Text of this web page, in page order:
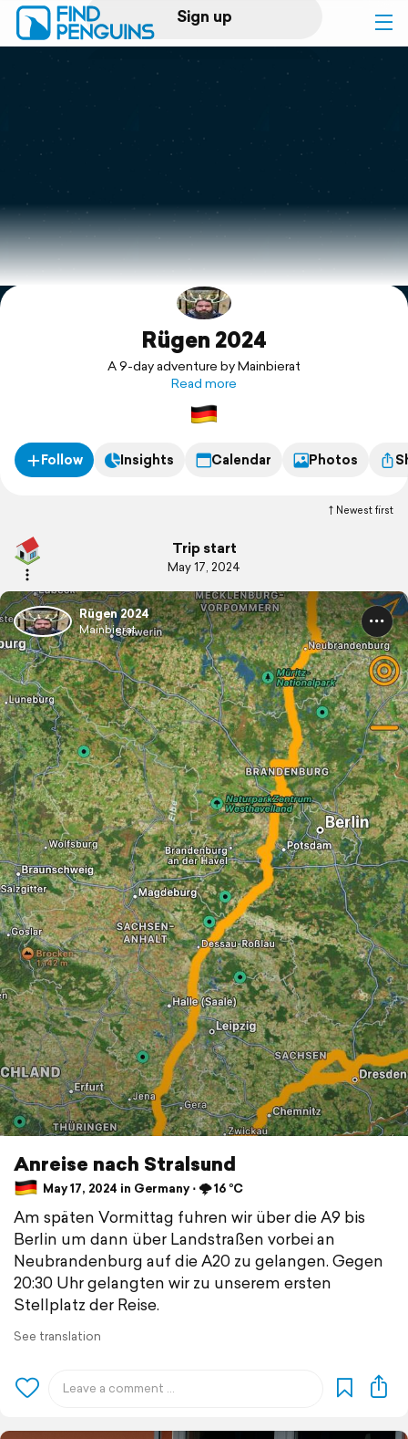
Sign up
Log in
Print a book
Flyover video
Explore
Rügen 2024
A 9-day adventure by Mainbierat
Read more
Follow Insights Calendar Photos
Newest first
Trip start
May 17, 2024
Rügen 2024
Mainbierat
Anreise nach Stralsund
May 17, 2024 in Germany ⋅ 🌩️ 16 °C
Am späten Vormittag fuhren wir über die A9 bis
Berlin um dann über Landstraßen vorbei an
Neubrandenburg auf die A20 zu gelangen. Gegen
20:30 Uhr gelangten wir zu unserem ersten
Stellplatz der Reise.
See translation